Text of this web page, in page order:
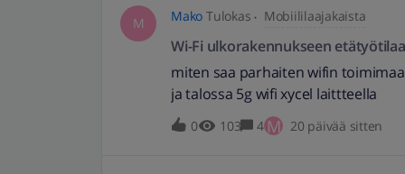
M Mako Tulokas Mobiililaajakaista
Wi-Fi ulkorakennukseen
miten saa parhaiten wifin
ja talossa 5g wifi xycel laittteella
0 103 4M 20 päivää sitten